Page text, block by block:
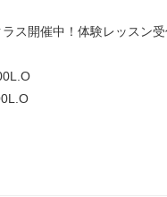
ス開催中！体験レッスン受